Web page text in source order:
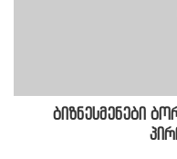
ბიზნესმენები